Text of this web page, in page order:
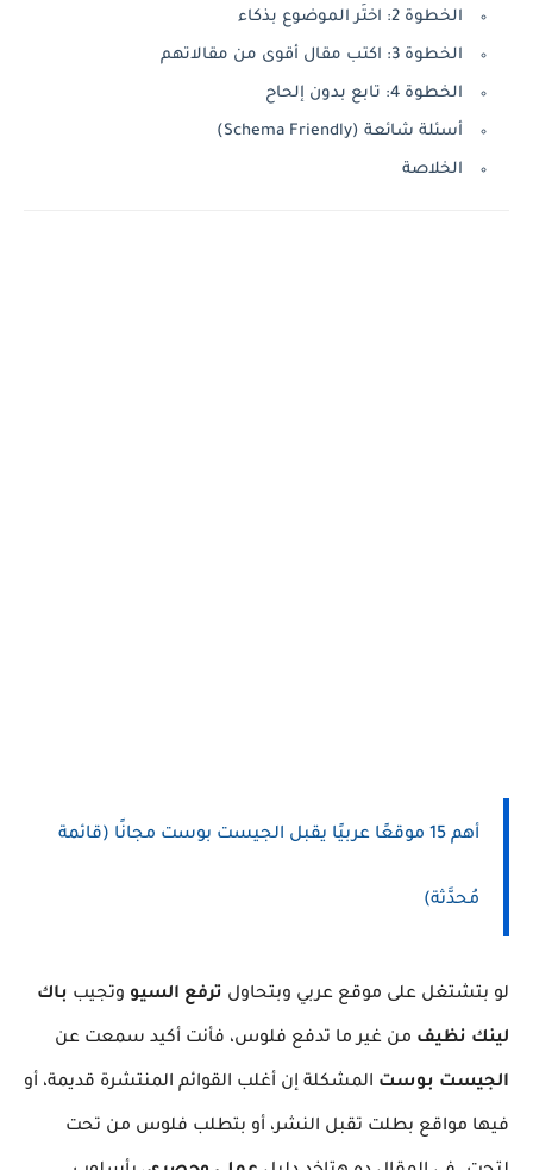
الخطوة 2: اختَر الموضوع بذكاء
الخطوة 3: اكتب مقال أقوى من مقالاتهم
الخطوة 4: تابع بدون إلحاح
أسئلة شائعة (Schema Friendly)
الخلاصة
أهم 15 موقعًا عربيًا يقبل الجيست بوست مجانًا (قائمة
مُحدَّثة)
لو بتشتغل على موقع عربي وبتحاول ترفع السيو وتجيب باك
لينك نظيف من غير ما تدفع فلوس، فأنت أكيد سمعت عن
الجيست بوست المشكلة إن أغلب القوائم المنتشرة قديمة، أو
فيها مواقع بطلت تقبل النشر، أو بتطلب فلوس من تحت